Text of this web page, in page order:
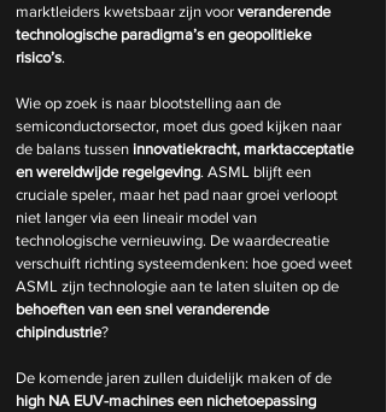
marktleiders kwetsbaar zijn voor veranderende
technologische paradigma’s en geopolitieke
risico’s.
Wie op zoek is naar blootstelling aan de
semiconductorsector, moet dus goed kijken naar
de balans tussen innovatiekracht, marktacceptatie
en wereldwijde regelgeving. ASML blijft een
cruciale speler, maar het pad naar groei verloopt
niet langer via een lineair model van
technologische vernieuwing. De waardecreatie
verschuift richting systeemdenken: hoe goed weet
ASML zijn technologie aan te laten sluiten op de
behoeften van een snel veranderende
chipindustrie?
De komende jaren zullen duidelijk maken of de
high NA EUV-machines een nichetoepassing